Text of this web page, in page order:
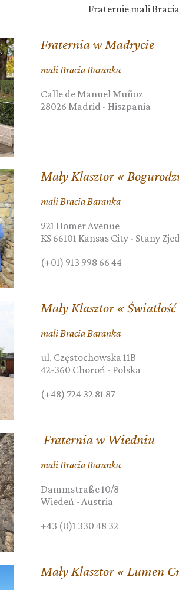
Fraternie mali
Fraternia w Madrycie
mali Bracia Baranka
Calle de Manuel Muñoz
28026 Madrid - Hiszpania
Mały Klasztor «
mali Bracia Baranka
921 Homer Avenue
KS 66101 Kansas City- Stany
(+01) 913 998 66 44
Mały Klasztor «
mali Bracia Baranka
ul. Częstochowska 11B
42-360 Choroń - Polska
(+48) 724 32 81 87
Fraternia w Wiedniu
mali Bracia Baranka
Dammstraße 10/8
Wiedeń - Austria
+43 (0)1 330 48 32
Mały Klasztor « Lumen